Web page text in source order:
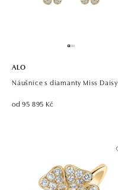
ALO
Náušnice s diamanty Miss Daisy
od 95 895 Kč